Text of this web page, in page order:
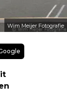
Wim Meijer Fotografie